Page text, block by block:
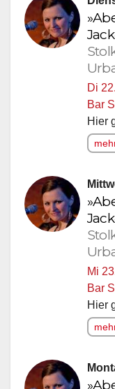
Di
Bar
Hier
Mi
Bar
Hier